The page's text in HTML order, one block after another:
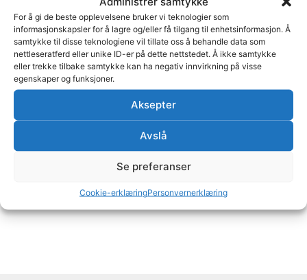
For å gi de beste opplevelsene bruker vi teknologier som
informasjonskapsler for å lagre og/eller få tilgang til enhetsinformasjon. Å
samtykke til disse teknologiene vil tillate oss å behandle data som
nettleseratferd eller unike ID-er på dette nettstedet. Å ikke samtykke
eller trekke tilbake samtykke kan ha negativ innvirkning på visse
egenskaper og funksjoner.
Aksepter
Avslå
Se preferanser
Cookie-erklæringPersonvernerklæring
Hva ønsker vi å vite på forhånd?
Vi ønsker informasjon om foreløpig diagnose eller
arbeidsdiagnose i henvisningen til Nor Klinikken. Vi ønsker
også informasjon om hvilke tiltak som evt er forsøkt og hvilken
effekt man har registert i den forbindelse. Vårt team vil som
regel undersøke pasienten først uten kjennskap til tidligere
diagnose og behandling, for så å konferere tidligere rapporter
og evt bildediagnostikk som et ledd i utredningen.